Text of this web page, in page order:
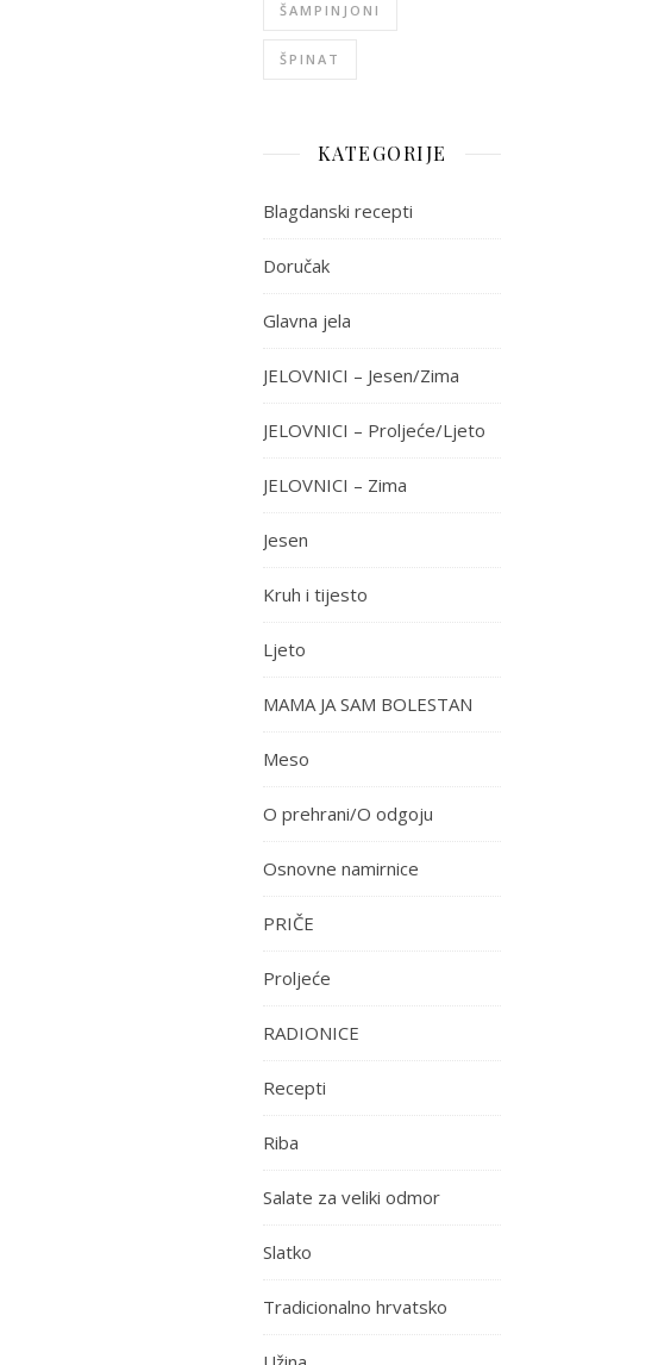
ŠAMPINJONI
ŠPINAT
KATEGORIJE
Blagdanski recepti
Doručak
Glavna jela
JELOVNICI – Jesen/Zima
JELOVNICI – Proljeće/Ljeto
JELOVNICI – Zima
Jesen
Kruh i tijesto
Ljeto
MAMA JA SAM BOLESTAN
Meso
O prehrani/O odgoju
Osnovne namirnice
PRIČE
Proljeće
RADIONICE
Recepti
Riba
Salate za veliki odmor
Slatko
Tradicionalno hrvatsko